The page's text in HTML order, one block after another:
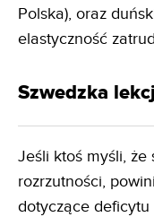
Polska), oraz
elastyczność
Szwedzka
Jeśli ktoś myśli,
rozrzutności,
dotyczące